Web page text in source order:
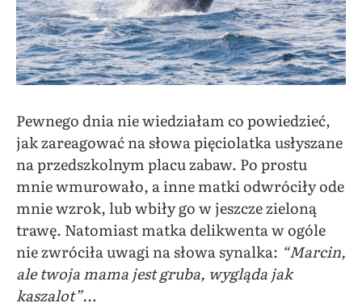
Pewnego dnia nie wiedziałam co powiedzieć,
jak zareagować na słowa pięciolatka usłyszane
na przedszkolnym placu zabaw. Po prostu
mnie wmurowało, a inne matki odwróciły ode
mnie wzrok, lub wbiły go w jeszcze zieloną
trawę. Natomiast matka delikwenta w ogóle
nie zwróciła uwagi na słowa synalka: “Marcin,
ale twoja mama jest gruba, wygląda jak
kaszalot”…